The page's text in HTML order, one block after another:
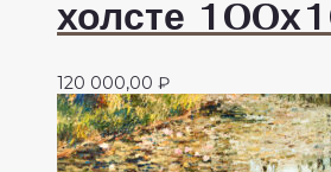
холсте
120 000,00 ₽